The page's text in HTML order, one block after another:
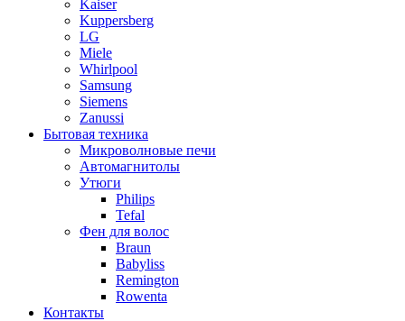
Kaiser
Kuppersberg
LG
Miele
Whirlpool
Samsung
Siemens
Zanussi
Бытовая техника
Микроволновые печи
Автомагнитолы
Утюги
Philips
Tefal
Фен для волос
Braun
Babyliss
Remington
Rowenta
Контакты